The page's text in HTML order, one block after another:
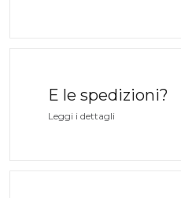
E le spedizioni?
Leggi i dettagli